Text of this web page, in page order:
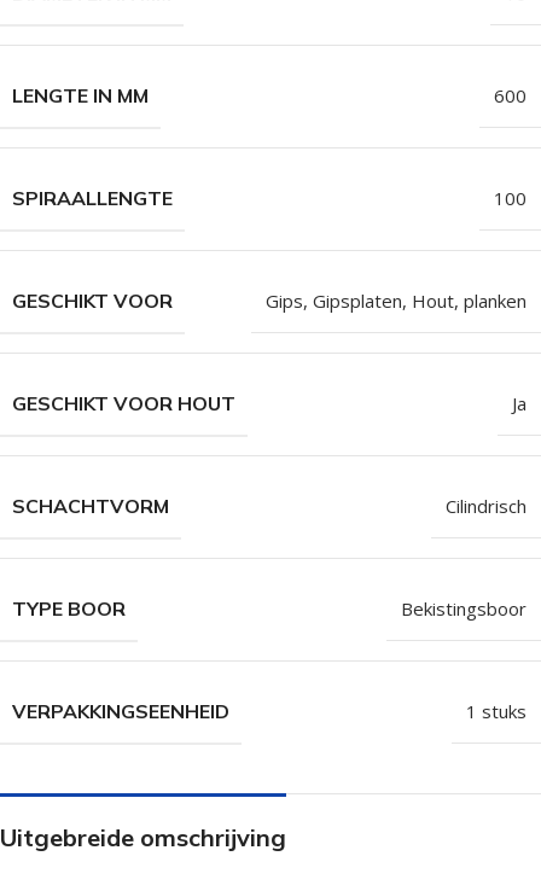
LENGTE IN MM 600
SPIRAALLENGTE 100
GESCHIKT VOOR Gips, Gipsplaten, Hout, planken
GESCHIKT VOOR HOUT Ja
SCHACHTVORM Cilindrisch
TYPE BOOR Bekistingsboor
VERPAKKINGSEENHEID 1 stuks
Uitgebreide omschrijving